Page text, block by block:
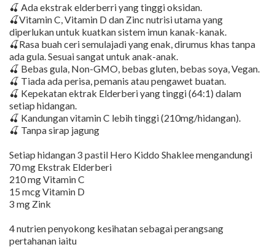
🍒 Ada ekstrak elderberri yang tinggi oksidan.
🍒Vitamin C, Vitamin D dan Zinc nutrisi utama yang
diperlukan untuk kuatkan sistem imun kanak-kanak.
🍒Rasa buah ceri semulajadi yang enak, dirumus khas tanpa
ada gula. Sesuai sangat untuk anak-anak.
🍒 Bebas gula, Non-GMO, bebas gluten, bebas soya, Vegan.
🍒 Tiada ada perisa, pemanis atau pengawet buatan.
🍒 Kepekatan ektrak Elderberi yang tinggi (64:1) dalam
setiap hidangan.
🍒 Kandungan vitamin C lebih tinggi (210mg/hidangan).
🍒 Tanpa sirap jagung
Setiap hidangan 3 pastil Hero Kiddo Shaklee mengandungi
70 mg Ekstrak Elderberi
210 mg Vitamin C
15 mcg Vitamin D
3 mg Zink
4 nutrien penyokong kesihatan sebagai perangsang
pertahanan iaitu